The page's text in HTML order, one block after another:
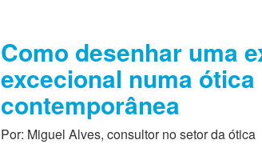
Como desenhar uma
excecional numa ótica
contemporânea
Por: Miguel Alves, consultor no setor da ótica